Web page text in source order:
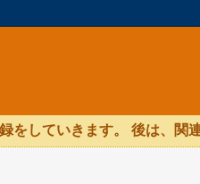
していきます。 後は、関